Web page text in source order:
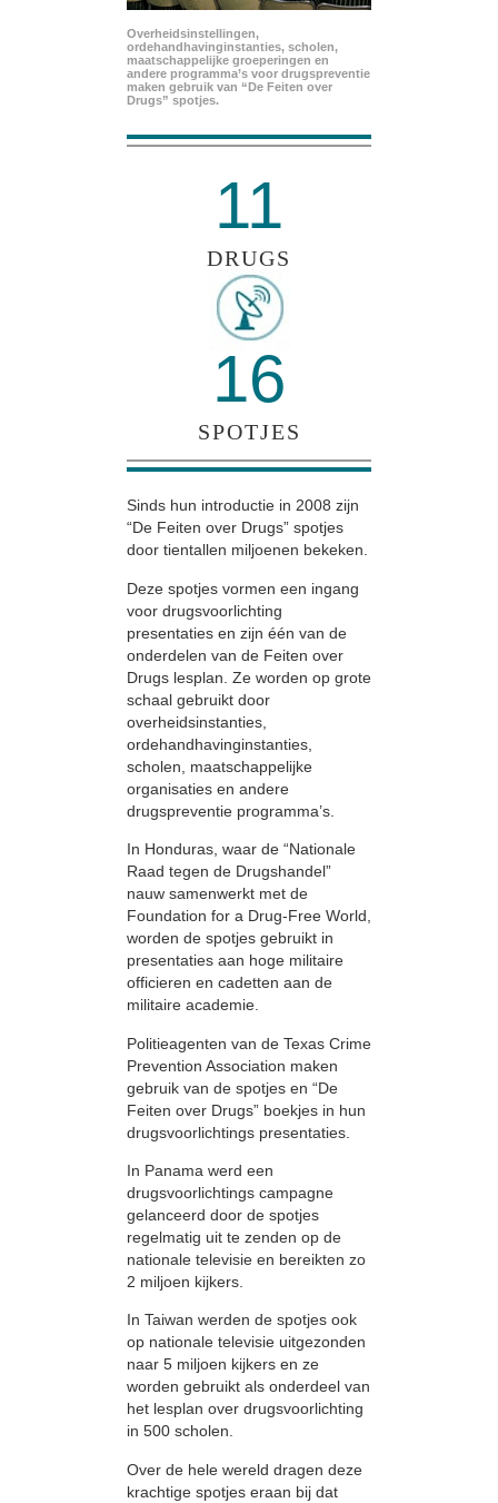
Overheidsinstellingen,
ordehandhavinginstanties, scholen,
maatschappelijke groeperingen en
andere programma’s voor drugspreventie
maken gebruik van “De Feiten over
Drugs” spotjes.
11
DRUGS
16
SPOTJES
Sinds hun introductie in 2008 zijn
“De Feiten over Drugs” spotjes
door tientallen miljoenen bekeken.
Deze spotjes vormen een ingang
voor drugsvoorlichting
presentaties en zijn één van de
onderdelen van de Feiten over
Drugs lesplan. Ze worden op grote
schaal gebruikt door
overheidsinstanties,
ordehandhavinginstanties,
scholen, maatschappelijke
organisaties en andere
drugspreventie programma’s.
In Honduras, waar de “Nationale
Raad tegen de Drugshandel”
nauw samenwerkt met de
Foundation for a Drug-Free World,
worden de spotjes gebruikt in
presentaties aan hoge militaire
officieren en cadetten aan de
militaire academie.
Politieagenten van de Texas Crime
Prevention Association maken
gebruik van de spotjes en “De
Feiten over Drugs” boekjes in hun
drugsvoorlichtings presentaties.
In Panama werd een
drugsvoorlichtings campagne
gelanceerd door de spotjes
regelmatig uit te zenden op de
nationale televisie en bereikten zo
2 miljoen kijkers.
In Taiwan werden de spotjes ook
op nationale televisie uitgezonden
naar 5 miljoen kijkers en ze
worden gebruikt als onderdeel van
het lesplan over drugsvoorlichting
in 500 scholen.
Over de hele wereld dragen deze
krachtige spotjes eraan bij dat